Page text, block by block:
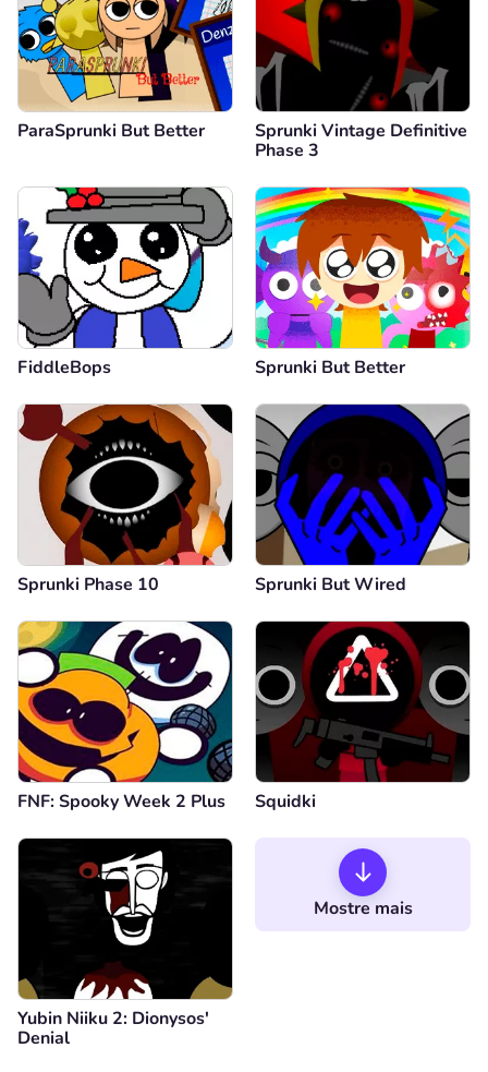
ParaSprunki But Better
Sprunki Vintage Definitive
Phase 3
FiddleBops Sprunki But Better
Sprunki Phase 10 Sprunki But Wired
FNF: Spooky Week 2 Plus Squidki
Yubin Niiku 2: Dionysos'
Denial
Mostre mais